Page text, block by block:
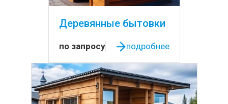
Деревянные бытовки
по запросу подробнее